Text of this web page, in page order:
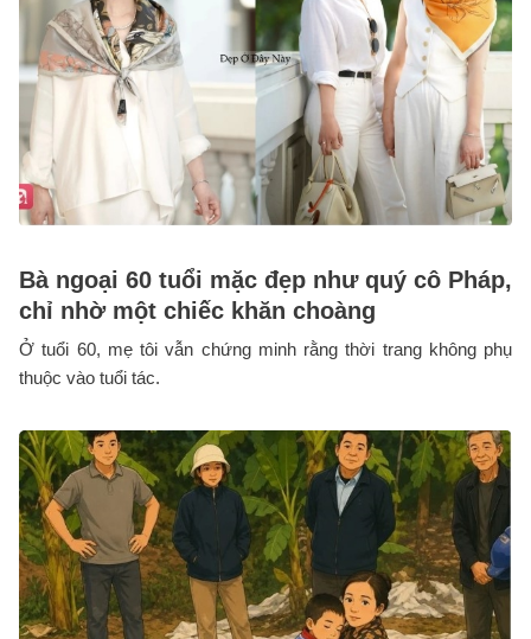
Bà ngoại 60 tuổi mặc đẹp như quý cô Pháp,
chỉ nhờ một chiếc khăn choàng
Ở tuổi 60, mẹ tôi vẫn chứng minh rằng thời trang không phụ
thuộc vào tuổi tác.